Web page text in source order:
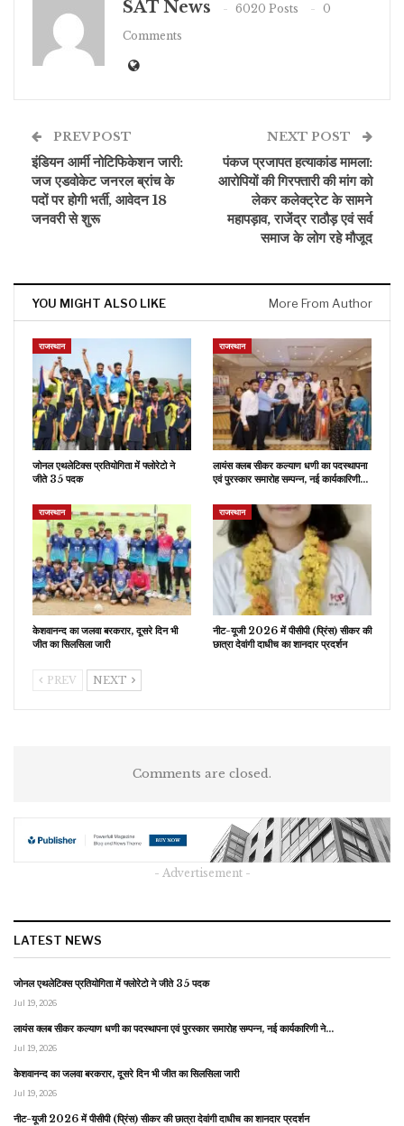
SAT News 6020 Posts
0
Comments
PREV POST
इंडियन आर्मी नोटिफिकेशन जारी:
जज एडवोकेट जनरल ब्रांच के
पदों पर होगी भर्ती, आवेदन 18
जनवरी से शुरू
NEXT POST
पंकज प्रजापत हत्याकांड मामला:
आरोपियों की गिरफ्तारी की मांग को
लेकर कलेक्ट्रेट के सामने
महापड़ाव, राजेंद्र राठौड़ एवं सर्व
समाज के लोग रहे मौजूद
YOU MIGHT ALSO LIKE More From Author
राजस्थान
जोनल एथलेटिक्स प्रतियोगिता में फ्लोरेटो ने
जीते 35 पदक
राजस्थान
लायंस क्लब सीकर कल्याण धणी का पदस्थापना
एवं पुरस्कार समारोह सम्पन्न, नई कार्यकारिणी…
राजस्थान
केशवानन्द का जलवा बरकरार, दूसरे दिन भी
जीत का सिलसिला जारी
राजस्थान
नीट-यूजी 2026 में पीसीपी (प्रिंस) सीकर की
छात्रा देवांगी दाधीच का शानदार प्रदर्शन
PREV NEXT
Comments are closed.
- Advertisement -
LATEST NEWS
जोनल एथलेटिक्स प्रतियोगिता में फ्लोरेटो ने जीते 35 पदक
Jul 19, 2026
लायंस क्लब सीकर कल्याण धणी का पदस्थापना एवं पुरस्कार समारोह सम्पन्न, नई कार्यकारिणी ने…
Jul 19, 2026
केशवानन्द का जलवा बरकरार, दूसरे दिन भी जीत का सिलसिला जारी
Jul 19, 2026
नीट-यूजी 2026 में पीसीपी (प्रिंस) सीकर की छात्रा देवांगी दाधीच का शानदार प्रदर्शन